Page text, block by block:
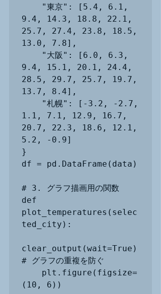
9.4, 14.3, 18.8, 22.1,
25.7, 27.4, 23.8, 18.5,
13.0, 7.8],
9.4, 15.1, 20.1, 24.4,
28.5, 29.7, 25.7, 19.7,
13.7, 8.4],
1.1, 7.1, 12.9, 16.7,
20.7, 22.3, 18.6, 12.1,
5.2, -0.9]
}
df = pd.DataFrame(data)
# 3. グラフ描画用の関数
def
plot_temperatures(selec
ted_city):
clear_output(wait=True)
# グラフの重複を防ぐ
(10, 6))